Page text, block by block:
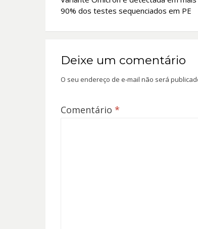
de
90% dos testes sequenciados em PE
Deixe um comentário
O seu endereço de e-mail não será
Comentário *